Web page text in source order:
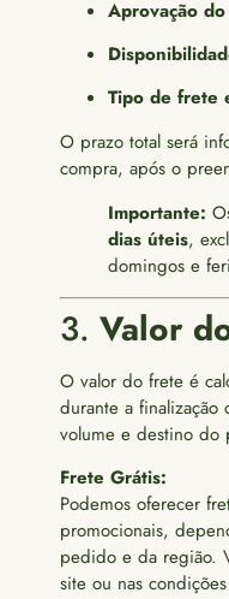
Aprovação
Tipo de frete
O prazo total será
compra, após o
Importante:
dias úteis,
domingos e
3. Valor
O valor do frete é
durante a finalização
volume e destino do
Frete Grátis:
Podemos oferecer
promocionais,
pedido e da região.
site ou nas